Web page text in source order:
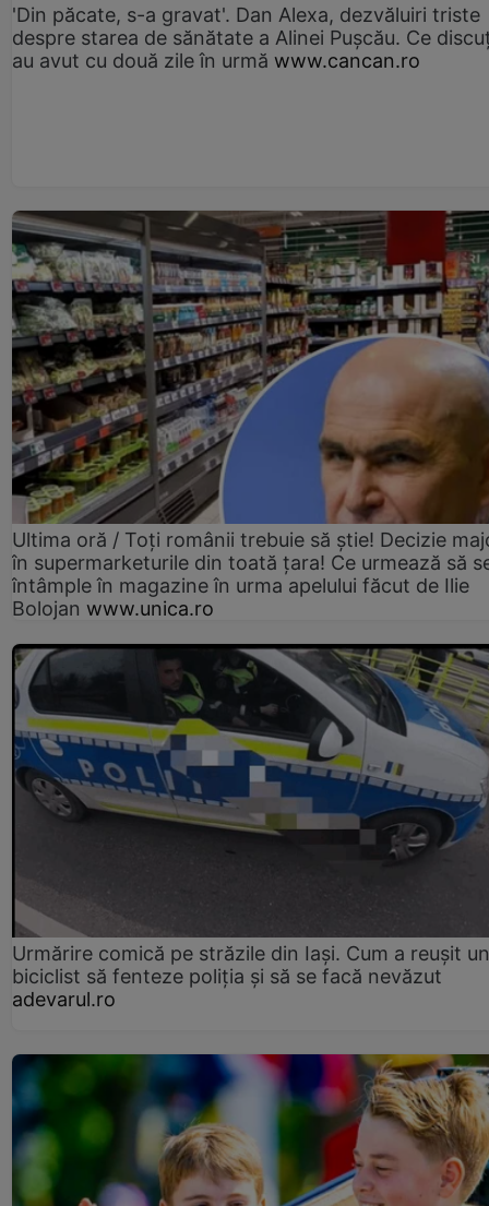
'Din păcate, s-a gravat'. Dan Alexa, dezvăluiri triste
despre starea de sănătate a Alinei Pușcău. Ce
au avut cu două zile în urmă www.cancan.ro
Ultima oră / Toți românii trebuie să știe! Decizie
în supermarketurile din toată țara! Ce urmează să
întâmple în magazine în urma apelului făcut de Ilie
Bolojan www.unica.ro
Urmărire comică pe străzile din Iași. Cum a reușit un
biciclist să fenteze poliția și să se facă nevăzut
adevarul.ro